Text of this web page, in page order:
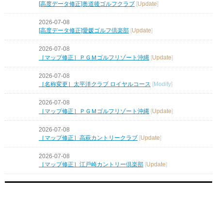
[高度データ修正]奥道後ゴルフクラブ [Update]
2026-07-08
[高度データ修正]愛媛ゴルフ倶楽部 Update
2026-07-08
［マップ修正］ＰＧＭゴルフリゾート沖縄 [Update]
2026-07-08
［名称変更］太平洋クラブ ロイヤルコース [Modify]
2026-07-08
［マップ修正］ＰＧＭゴルフリゾート沖縄 [Update]
2026-07-08
［マップ修正］高萩カントリークラブ [Update]
2026-07-08
［マップ修正］江戸崎カントリー倶楽部 Update